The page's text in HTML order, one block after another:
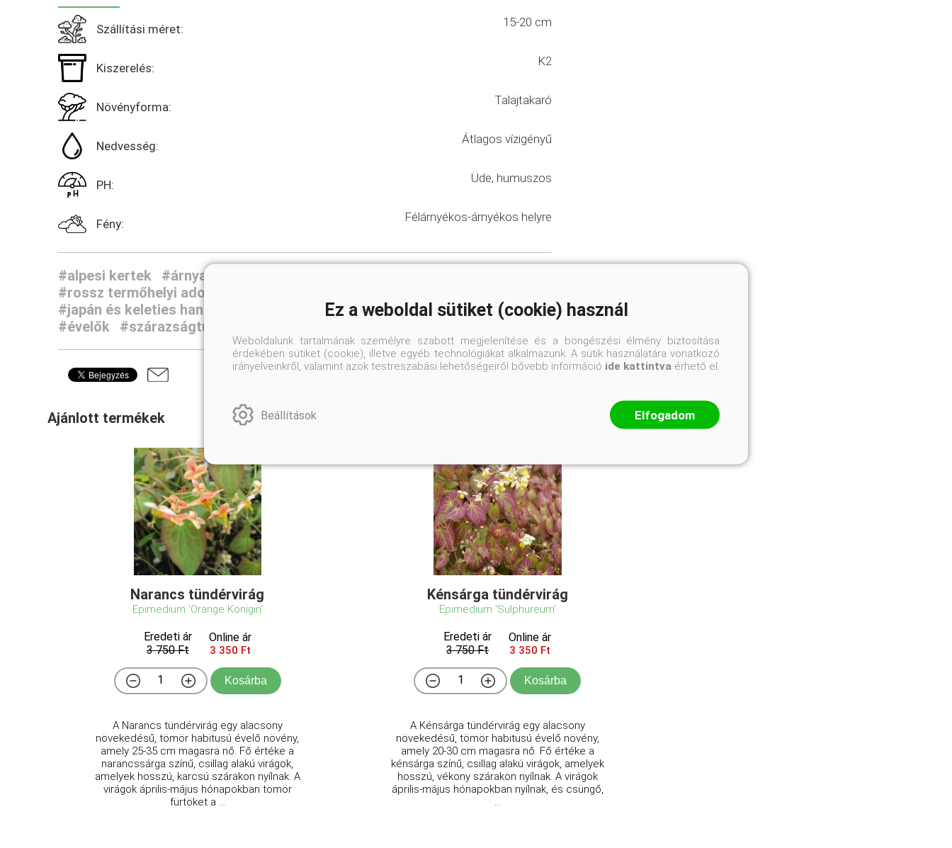
Szállítási méret: 15-20 cm
Kiszerelés: K2
Növényforma: Talajtakaró
Nedvesség: Átlagos vízigényű
PH: Üde, humuszos
Fény: Félárnyékos-árnyékos helyre
#alpesi kertek
#árnyas kertek
#rossz termőhelyi adottságú kertek növényei
#japán és keleties hangulatú kertek
#romantikus, falusias kertek
#évelők
#szárazságtűrő növények
Ajánlott termékek
Narancs tündérvirág
Epimedium 'Orange Königin'
Eredeti ár
3 750 Ft
Online ár
3 350 Ft
Kosárba
A Narancs tündérvirág egy alacsony
növekedésű, tömör habitusú évelő növény,
amely 25-35 cm magasra nő. Fő értéke a
narancssárga színű, csillag alakú virágok,
amelyek hosszú, karcsú szárakon nyílnak. A
virágok április-május hónapokban tömör
fürtöket a ...
Kénsárga tündérvirág
Epimedium 'Sulphureum'
Eredeti ár
3 750 Ft
Online ár
3 350 Ft
Kosárba
A Kénsárga tündérvirág egy alacsony
növekedésű, tömör habitusú évelő növény,
amely 20-30 cm magasra nő. Fő értéke a
kénsárga színű, csillag alakú virágok, amelyek
hosszú, vékony szárakon nyílnak. A virágok
április-május hónapokban nyílnak, és csüngő,
...
Ez a weboldal sütiket (cookie) használ
Weboldalunk tartalmának személyre szabott megjelenítése és a böngészési élmény biztosítása
érdekében sütiket (cookie), illetve egyéb technológiákat alkalmazunk. A sütik használatára vonatkozó
irányelveinkről, valamint azok testreszabási lehetőségeiről bővebb információ ide kattintva érhető el.
Beállítások Elfogadom